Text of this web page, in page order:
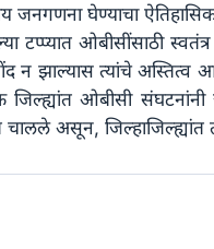
जनगणना घेण्याचा
ओबीसींसाठी
न झाल्यास त्यांचे अस्तित्व
जिल्ह्यांत ओबीसी
असून,